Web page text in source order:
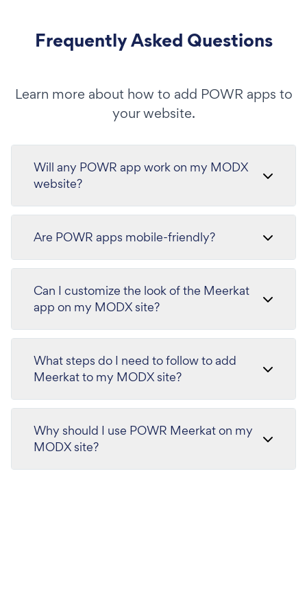
Frequently Asked Questions
Learn more about how to add POWR apps to
your website.
Will any POWR app work on my MODX
website?
Are POWR apps mobile-friendly?
Can I customize the look of the Meerkat
app on my MODX site?
What steps do I need to follow to add
Meerkat to my MODX site?
Why should I use POWR Meerkat on my
MODX site?